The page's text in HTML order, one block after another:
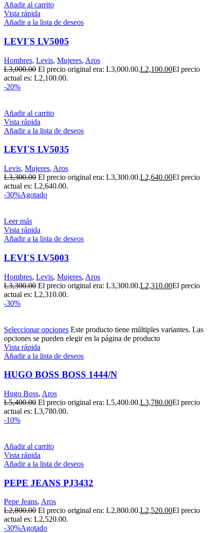
Añadir al carrito
Vista rápida
Añadir a la lista de deseos
LEVI´S LV5005
Hombres, Levis, Mujeres, Aros
L3,000.00 El precio original era: L3,000.00.L2,100.00El precio
actual es: L2,100.00.
-20%
Añadir al carrito
Vista rápida
Añadir a la lista de deseos
LEVI´S LV5035
Levis, Mujeres, Aros
L3,300.00 El precio original era: L3,300.00.L2,640.00El precio
actual es: L2,640.00.
-30%Agotado
Leer más
Vista rápida
Añadir a la lista de deseos
LEVI´S LV5003
Hombres, Levis, Mujeres, Aros
L3,300.00 El precio original era: L3,300.00.L2,310.00El precio
actual es: L2,310.00.
-30%
Seleccionar opciones Este producto tiene múltiples variantes. Las
opciones se pueden elegir en la página de producto
Vista rápida
Añadir a la lista de deseos
HUGO BOSS BOSS 1444/N
Hugo Boss, Aros
L5,400.00 El precio original era: L5,400.00.L3,780.00El precio
actual es: L3,780.00.
-10%
Añadir al carrito
Vista rápida
Añadir a la lista de deseos
PEPE JEANS PJ3432
Pepe Jeans, Aros
L2,800.00 El precio original era: L2,800.00.L2,520.00El precio
actual es: L2,520.00.
-30%Agotado